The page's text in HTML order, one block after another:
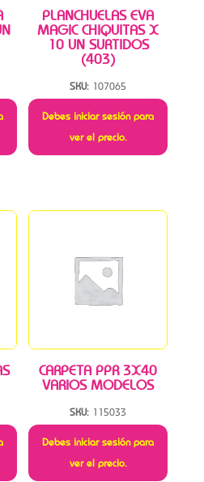
PLANCHUELAS EVA
MAGIC CHIQUITAS X
10 UN SURTIDOS
(403)
SKU: 107065
Debes iniciar sesión para
ver el precio.
CARPETA PPR 3X40
VARIOS MODELOS
SKU: 115033
Debes iniciar sesión para
ver el precio.